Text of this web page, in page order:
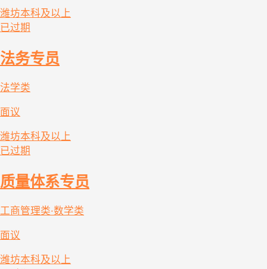
潍坊本科及以上
已过期
法务专员
法学类
面议
潍坊本科及以上
已过期
质量体系专员
工商管理类·数学类
面议
潍坊本科及以上